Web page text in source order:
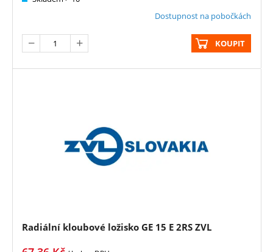
Dostupnost na pobočkách
KOUPIT
Radiální kloubové ložisko GE 15 E 2RS ZVL